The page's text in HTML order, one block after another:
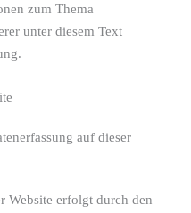
zum Thema
unter diesem Text
auf dieser
Website erfolgt durch den